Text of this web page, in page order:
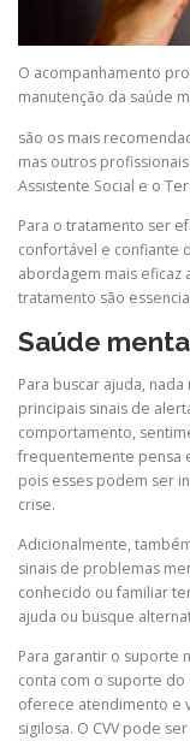
O acompanhamento
manutenção da saúde
são os mais
mas outros
Assistente Social e o
Para o tratamento ser
confortável e confiante
abordagem mais eficaz
tratamento são
Saúde
Para buscar ajuda,
principais sinais de
comportamento,
frequentemente pensa
pois esses podem ser
crise.
Adicionalmente,
sinais de problemas
conhecido ou familiar
ajuda ou busque
Para garantir o suporte
conta com o suporte do
oferece atendimento e
sigilosa. O CVV pode